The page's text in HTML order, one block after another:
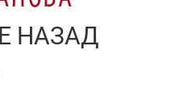
НАЗАД